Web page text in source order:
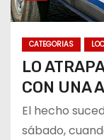
CATEGORIAS
LO
CON UNA
El hecho
sábado,